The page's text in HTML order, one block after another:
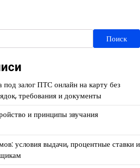
Поиск
залог ПТС онлайн на карту без
требования и документы
и принципы звучания
условия выдачи, процентные ставки и